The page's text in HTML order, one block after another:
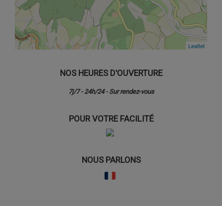
Leaflet
Leaflet
NOS HEURES D'OUVERTURE
7j/7 - 24h/24 - Sur rendez-vous
POUR VOTRE FACILITÉ
NOUS PARLONS